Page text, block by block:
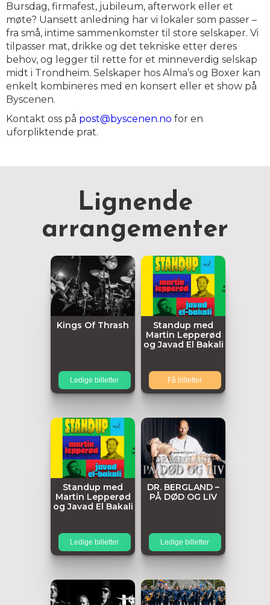
Bursdag, firmafest, jubileum, afterwork eller et
møte? Uansett anledning har vi lokaler som passer –
fra små, intime sammenkomster til store selskaper. Vi
tilpasser mat, drikke og det tekniske etter deres
behov, og legger til rette for et minneverdig selskap
midt i Trondheim. Selskaper hos Alma’s og Boxer kan
enkelt kombineres med en konsert eller et show på
Byscenen.
Kontakt oss på post@byscenen.no for en
uforpliktende prat.
Lignende
arrangementer
Kings Of Thrash
Ledige billetter
Standup med
Martin Lepperød
og Javad El Bakali
Få billetter
Standup med
Martin Lepperød
og Javad El Bakali
Ledige billetter
DR. BERGLAND –
PÅ DØD OG LIV
Ledige billetter